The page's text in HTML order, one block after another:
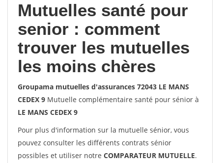
Mutuelles santé pour
senior : comment
trouver les mutuelles
les moins chères
Groupama mutuelles d'assurances 72043 LE MANS
CEDEX 9 Mutuelle complémentaire santé pour sénior à
LE MANS CEDEX 9
Pour plus d'information sur la mutuelle sénior, vous
pouvez consulter les différents contrats sénior
possibles et utiliser notre COMPARATEUR MUTUELLE.